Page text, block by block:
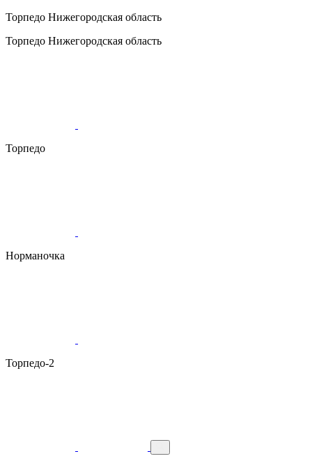
Торпедо Нижегородская область
Торпедо Нижегородская область
Торпедо
Норманочка
Торпедо-2